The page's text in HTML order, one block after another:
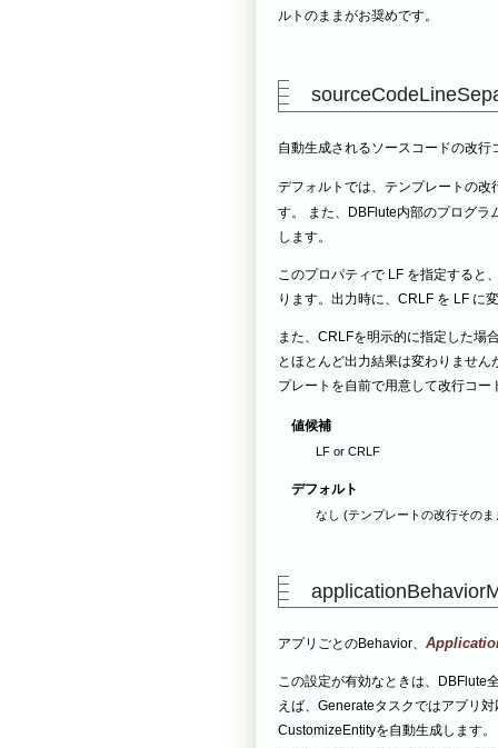
ルトのままがお奨めです。
自動生成されるソースコードの改
デフォルトでは、テンプレートの
す。 また、DBFlute内部のプログ
します。
このプロパティで LF を指定すると
ります。出力時に、CRLF を LF に
また、CRLFを明示的に指定した場
とほとんど出力結果は変わりませ
プレートを自前で用意して改行コ
値候補
LF or CRLF
デフォルト
なし (テンプレートの改行その
アプリごとのBehavior、
この設定が有効なときは、DBFlute
えば、Generateタスクではアプリ
CustomizeEntityを自動生成します